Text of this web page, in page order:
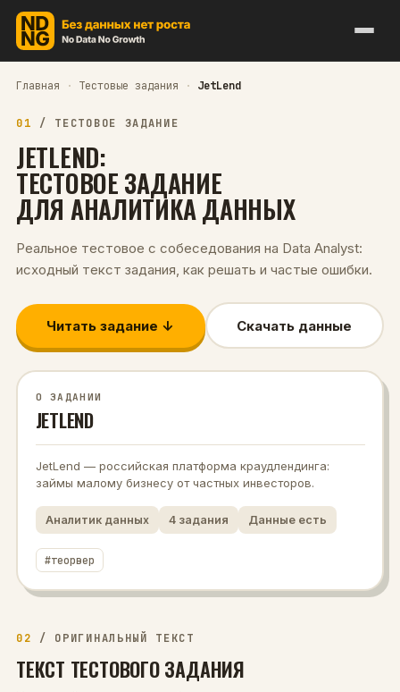
Главная · Тестовые задания · JetLend
01 / ТЕСТОВОЕ ЗАДАНИЕ
JETLEND:
ТЕСТОВОЕ ЗАДАНИЕ
ДЛЯ АНАЛИТИКА ДАННЫХ
Реальное тестовое с собеседования на Data Analyst:
исходный текст задания, как решать и частые ошибки.
Читать задание ↓ Скачать данные
О ЗАДАНИИ
JETLEND
JetLend — российская платформа краудлендинга:
займы малому бизнесу от частных инвесторов.
Аналитик данных 4 задания Данные есть
#теорвер
02 / ОРИГИНАЛЬНЫЙ ТЕКСТ
ТЕКСТ ТЕСТОВОГО ЗАДАНИЯ